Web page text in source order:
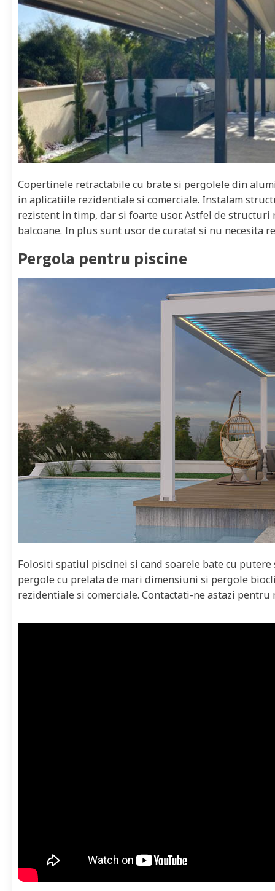
Copertinele retractabile cu brate si pergolele din
in aplicatiile rezidentiale si comerciale. Instalam
rezistent in timp, dar si foarte usor. Astfel de
balcoane. In plus sunt usor de curatat si nu necesita
Pergola pentru piscine
Folositi spatiul piscinei si cand soarele bate cu
pergole cu prelata de mari dimensiuni si pergole
rezidentiale si comerciale. Contactati-ne astazi